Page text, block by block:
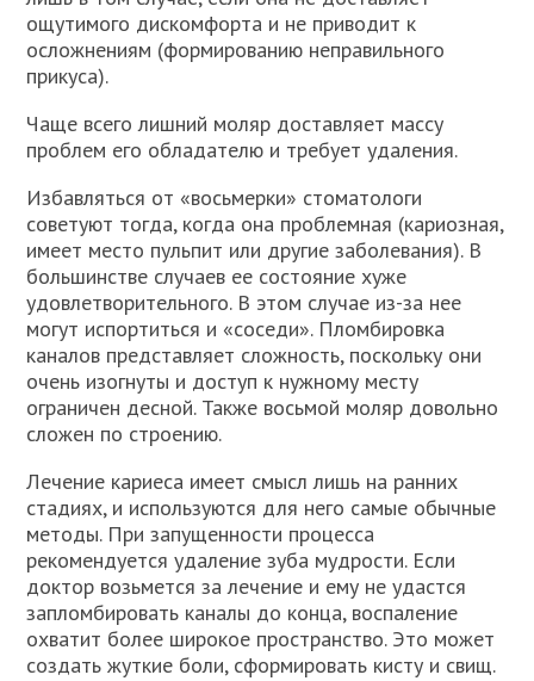
ощутимого дискомфорта и не приводит к
осложнениям (формированию неправильного
прикуса).
Чаще всего лишний моляр доставляет массу
проблем его обладателю и требует удаления.
Избавляться от «восьмерки» стоматологи
советуют тогда, когда она проблемная (кариозная,
имеет место пульпит или другие заболевания). В
большинстве случаев ее состояние хуже
удовлетворительного. В этом случае из-за нее
могут испортиться и «соседи». Пломбировка
каналов представляет сложность, поскольку они
очень изогнуты и доступ к нужному месту
ограничен десной. Также восьмой моляр довольно
сложен по строению.
Лечение кариеса имеет смысл лишь на ранних
стадиях, и используются для него самые обычные
методы. При запущенности процесса
рекомендуется удаление зуба мудрости. Если
доктор возьмется за лечение и ему не удастся
запломбировать каналы до конца, воспаление
охватит более широкое пространство. Это может
создать жуткие боли, сформировать кисту и свищ.